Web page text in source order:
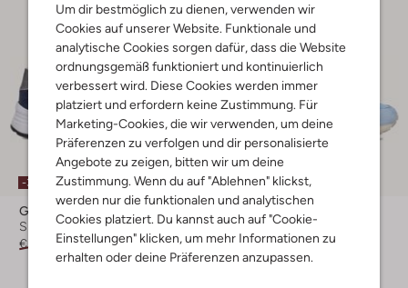
Um dir bestmöglich zu dienen, verwenden wir
Cookies auf unserer Website. Funktionale und
analytische Cookies sorgen dafür, dass die Website
ordnungsgemäß funktioniert und kontinuierlich
verbessert wird. Diese Cookies werden immer
platziert und erfordern keine Zustimmung. Für
Marketing-Cookies, die wir verwenden, um deine
Präferenzen zu verfolgen und dir personalisierte
Angebote zu zeigen, bitten wir um deine
Zustimmung. Wenn du auf "Ablehnen" klickst,
werden nur die funktionalen und analytischen
Cookies platziert. Du kannst auch auf "Cookie-
Einstellungen" klicken, um mehr Informationen zu
erhalten oder deine Präferenzen anzupassen.
-30%
Gabor
Sneaker Low
€ 149,99 € 104,99
-50%
Kaotiko
Sneaker Low
€ 119,99 € 59,99